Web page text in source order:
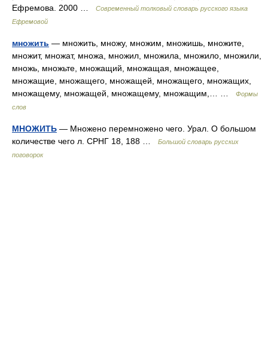
Ефремова. 2000 …
Современный толковый словарь русского языка
Ефремовой
множить — множить, множу, множим, множишь, множите,
множит, множат, множа, множил, множила, множило, множили,
множь, множьте, множащий, множащая, множащее,
множащие, множащего, множащей, множащего, множащих,
множащему, множащей, множащему, множащим,… …
Формы
слов
МНОЖИТЬ — Множено перемножено чего. Урал. О большом
количестве чего л. СРНГ 18, 188 …
Большой словарь русских
поговорок